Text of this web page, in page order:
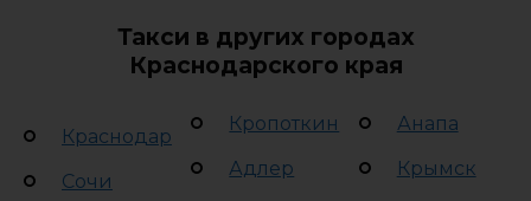
Такси в других городах
Краснодарского края
Краснодар
Сочи
Кропоткин
Адлер
Анапа
Крымск